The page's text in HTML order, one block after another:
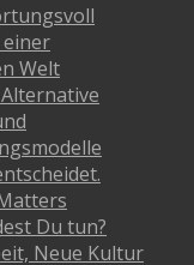
Welt
Du tun?
Neue Kultur